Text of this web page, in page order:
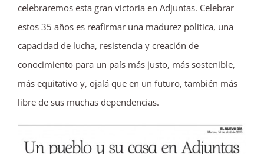
celebraremos esta gran victoria en Adjuntas. Celebrar
estos 35 años es reafirmar una madurez política, una
capacidad de lucha, resistencia y creación de
conocimiento para un país más justo, más sostenible,
más equitativo y, ojalá que en un futuro, también más
libre de sus muchas dependencias.